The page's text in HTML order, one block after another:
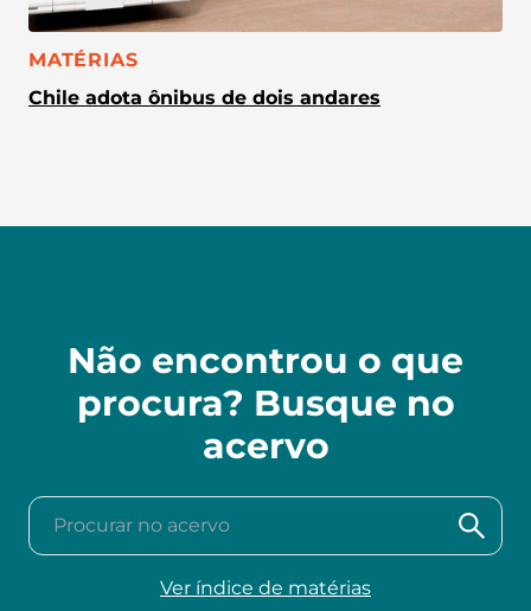
CATEGORIA:
MATÉRIAS
Chile adota ônibus de dois andares
Não encontrou o que
procura? Busque no
acervo
Procurar no acervo
Ver índice de matérias